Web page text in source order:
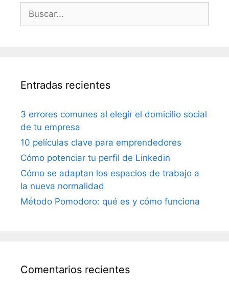
Entradas recientes
3 errores comunes al elegir el domicilio social
de tu empresa
10 películas clave para emprendedores
Cómo potenciar tu perfil de Linkedin
Cómo se adaptan los espacios de trabajo a
la nueva normalidad
Método Pomodoro: qué es y cómo funciona
Comentarios recientes